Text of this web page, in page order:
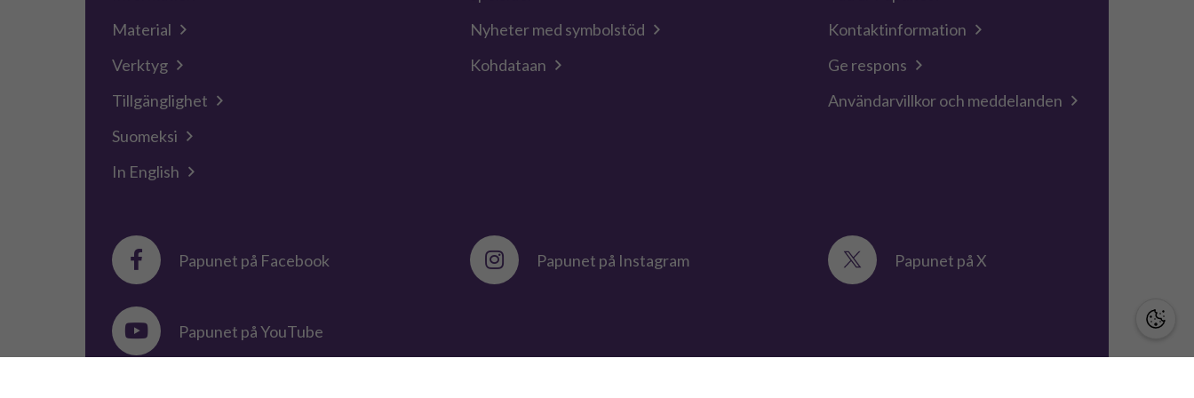
Material
Verktyg
Tillgänglighet
Suomeksi
In English
Nyheter med symbolstöd
Kohdataan
Kontaktinformation
Ge respons
Användarvillkor och meddelanden
Papunet på Facebook Papunet på Instagram Papunet på X
Papunet på YouTube